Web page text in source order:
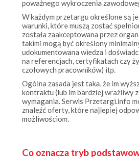
W każdym przetargu określone są
warunki, które muszą zostać
została zaakceptowana przez
takimi mogą być określony
udokumentowana wiedza i
na referencjach, certyfikatach czy
czołowych pracowników) itp.
Ogólna zasada jest taka, że im
kontraktu (lub im bardziej wrażliwy
wymagania. Serwis Przetargi.info
znaleźć oferty, które najlepiej
możliwościom.
zamówieniach publicznych?